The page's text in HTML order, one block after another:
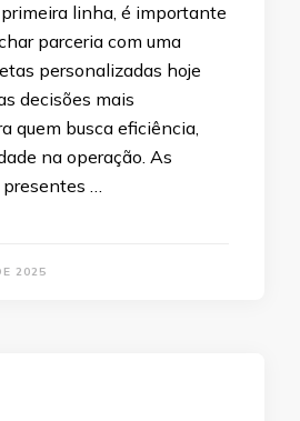
linha, é importante
parceria com uma
personalizadas hoje
decisões mais
quem busca eficiência,
na operação. As
…
2025